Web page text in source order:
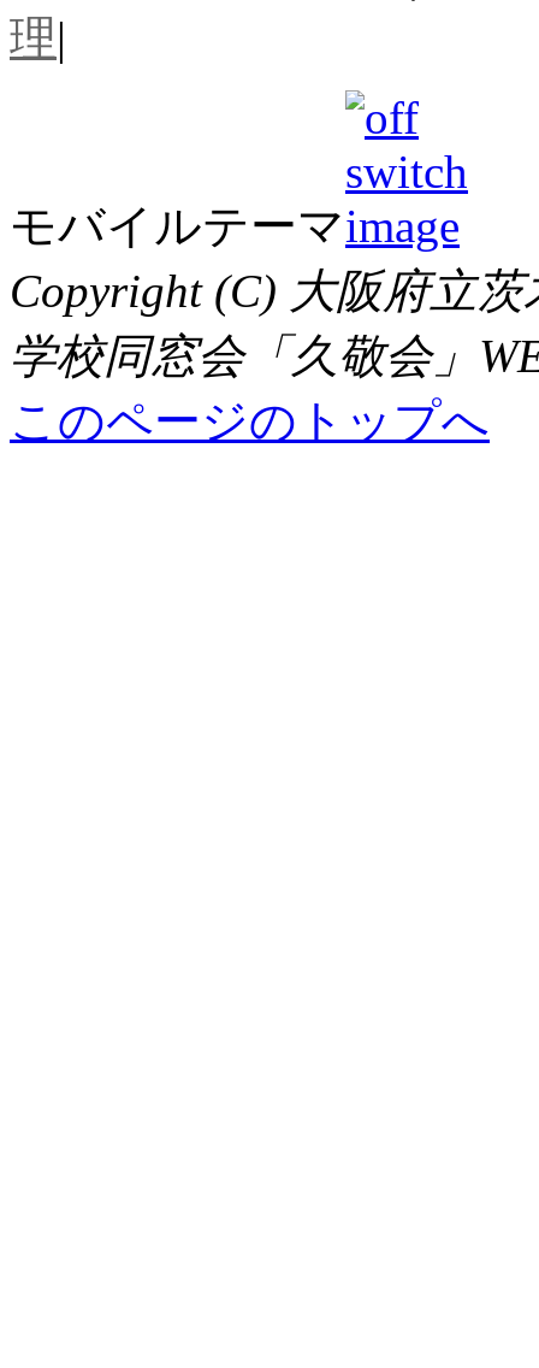
理|
モバイルテーマ
Copyright (C) 大阪府立
学校同窓会「久敬会」
このページのトップへ